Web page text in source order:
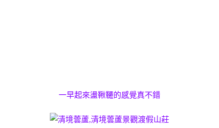
一早起來盪鞦韆的感覺真不錯